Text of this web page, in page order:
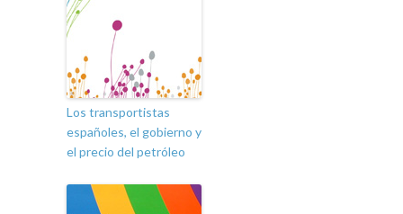
Los transportistas
españoles, el gobierno y
el precio del petróleo